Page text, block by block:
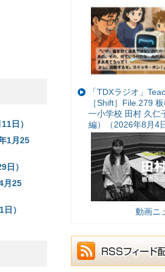
日）
1月25
日）
月25
）
「TDXラジオ」
［Shift］File.279
一小学校 田村 久仁
編）（2026年8月4
動画ニ